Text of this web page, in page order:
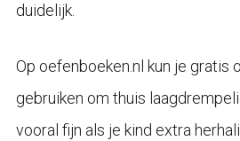
duidelijk.
Op oefenboeken.nl kun je gratis
gebruiken om thuis
vooral fijn als je kind extra